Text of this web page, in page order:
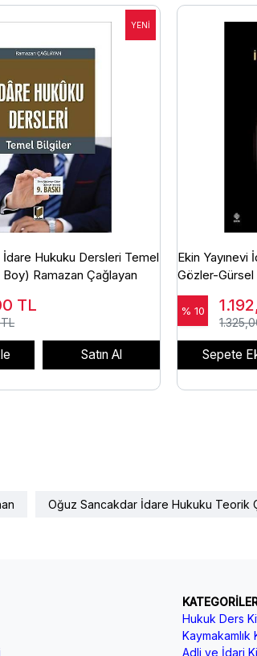
İdare Hukuku Dersleri Temel
Ramazan Çağlayan
TL
Satın Al
Ekin Yayınevi
Gözler-Gürsel
% 10
Sepete
Oğuz Sancakdar İdare Hukuku Teorik
Hukuk Ders
Kaymakamlık
Adli ve İdari